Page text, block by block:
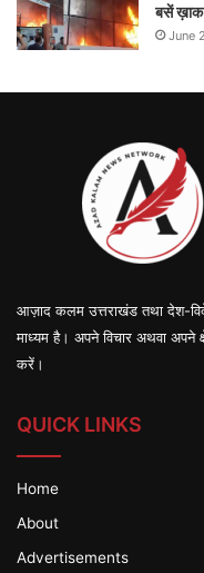
बसें ख़ाक
June
आज़ाद कलम उत्तराखंड तथा देश-
माध्यम है। अपने विचार अथवा अपने
करें।
QUICK LINKS
Home
About
Advertisements